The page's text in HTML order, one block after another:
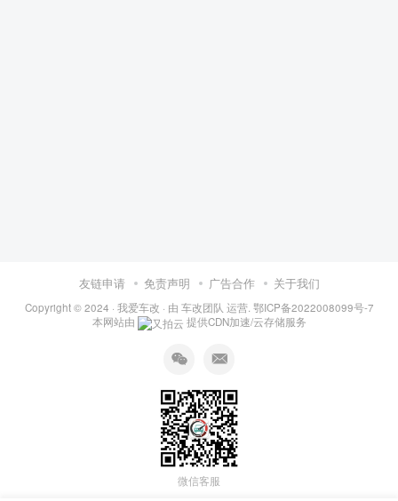
友链申请 免责声明 广告合作 关于我们
Copyright © 2024 · 我爱车改 · 由 车改团队 运营. 鄂ICP备2022008099号-7
本网站由
提供CDN加速/云存储服务
微信客服